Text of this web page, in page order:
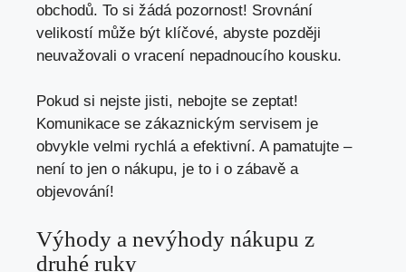
obchodů. To si žádá pozornost! Srovnání
velikostí může být klíčové, abyste později
neuvažovali o vracení nepadnoucího kousku.
Pokud si nejste jisti, nebojte se zeptat!
Komunikace se zákaznickým servisem je
obvykle velmi rychlá a efektivní. A pamatujte –
není to jen o nákupu, je to i o zábavě a
objevování!
Výhody a nevýhody nákupu z
druhé ruky